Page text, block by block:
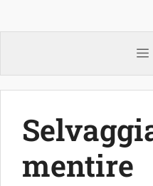
mentire